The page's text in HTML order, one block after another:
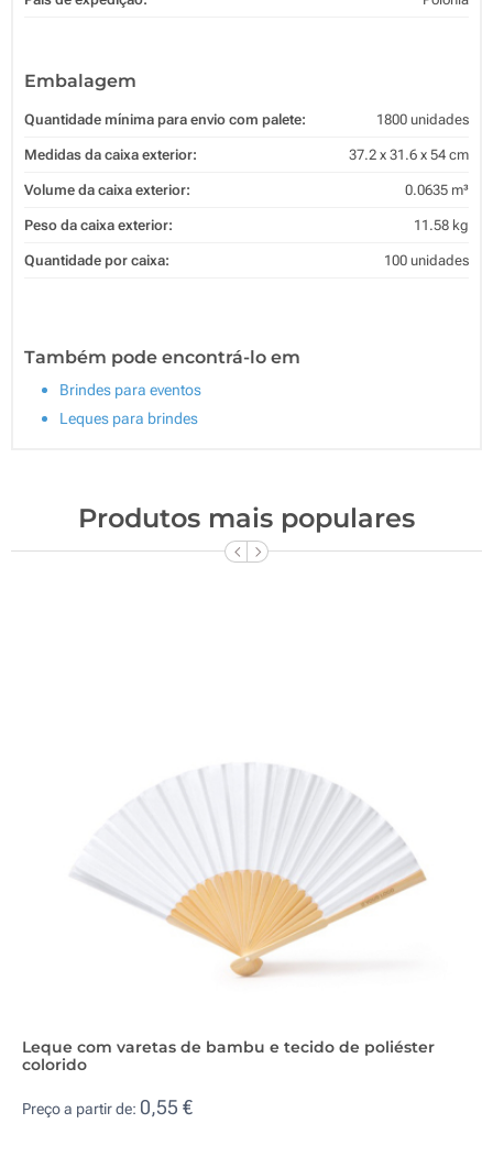
Embalagem
Quantidade mínima para envio com palete: 1800 unidades
Medidas da caixa exterior: 37.2 x 31.6 x 54 cm
Volume da caixa exterior: 0.0635 m³
Peso da caixa exterior: 11.58 kg
Quantidade por caixa: 100 unidades
Também pode encontrá-lo em
Brindes para eventos
Leques para brindes
Produtos mais populares
Leque com varetas de bambu e tecido de poliéster
colorido
Preço a partir de: 0,55 €